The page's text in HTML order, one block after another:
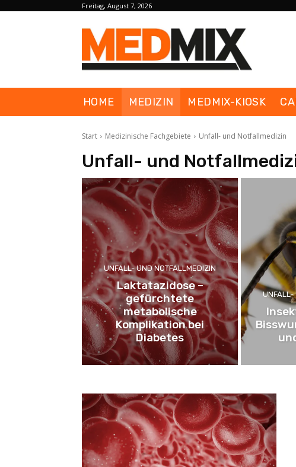
Freitag, August 7, 2026
HOME MEDIZIN MEDMIX-KIOSK
Start Medizinische Fachgebiete Unfall- und Notfallmedizin
Unfall- und
UNFALL- UND NOTFALLMEDIZIN
Laktatazidose –
gefürchtete
metabolische
Komplikation bei
Diabetes
UNFALL-